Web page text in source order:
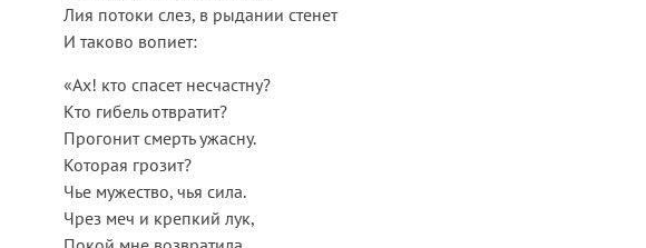
Лия потоки слез, в рыдании стенет
И таково вопиет:
«Ах! кто спасет несчастну?
Кто гибель отвратит?
Прогонит смерть ужасну.
Которая грозит?
Чье мужество, чья сила.
Чрез меч и крепкий лук,